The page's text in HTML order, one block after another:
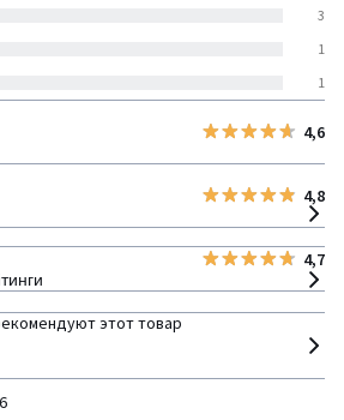
1
1
3
4,6
4,8
4,7
этот товар